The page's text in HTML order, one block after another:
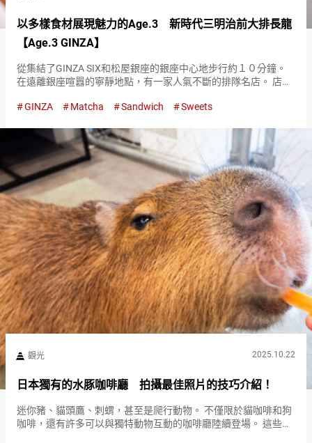
以多樣食材展現魅力的Age.3 新時代三明治前大排長龍
【Age.3 GINZA】
從集結了GINZA SIX和松屋銀座的銀座中心地步行約１０分鐘。
在遠離銀座喧囂的寧靜地點，有一家人氣不斷的排隊名店。 店名
的吐司夾入各種食材。 『宮崎縣炸雞南蠻（Chick…
GINZA Matcha Sandwich Sweets
觀光 2025.10.22
日本獨有的水豚咖啡廳 拍攝最佳照片的技巧介紹！
迷你豬、貓頭鷹、刺蝟，甚至是爬行動物。 不僅限於貓咖啡和狗
咖啡，還有許多可以與獨特動物互動的咖啡廳陸續登場。 這些充